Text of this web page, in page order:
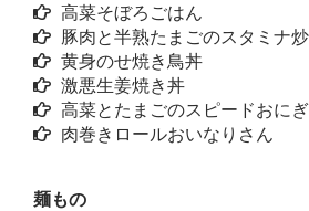
高菜そぼろごはん
豚肉と半熟たまごのスタミナ
黄身のせ焼き鳥丼
激悪生姜焼き丼
高菜とたまごのスピードおにぎ
肉巻きロールおいなりさん
麺もの